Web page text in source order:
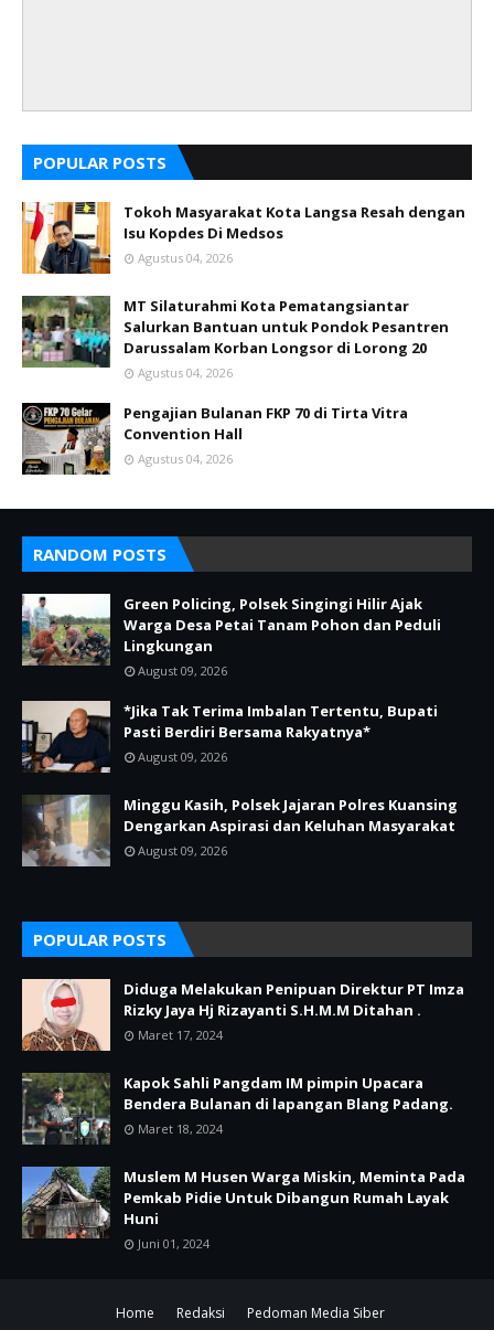
POPULAR POSTS
Tokoh Masyarakat Kota Langsa Resah dengan
Isu Kopdes Di Medsos
Agustus 04, 2026
MT Silaturahmi Kota Pematangsiantar
Salurkan Bantuan untuk Pondok Pesantren
Darussalam Korban Longsor di Lorong 20
Agustus 04, 2026
Pengajian Bulanan FKP 70 di Tirta Vitra
Convention Hall
Agustus 04, 2026
RANDOM POSTS
Green Policing, Polsek Singingi Hilir Ajak
Warga Desa Petai Tanam Pohon dan Peduli
Lingkungan
August 09, 2026
*Jika Tak Terima Imbalan Tertentu, Bupati
Pasti Berdiri Bersama Rakyatnya*
August 09, 2026
Minggu Kasih, Polsek Jajaran Polres Kuansing
Dengarkan Aspirasi dan Keluhan Masyarakat
August 09, 2026
POPULAR POSTS
Diduga Melakukan Penipuan Direktur PT Imza
Rizky Jaya Hj Rizayanti S.H.M.M Ditahan .
Maret 17, 2024
Kapok Sahli Pangdam IM pimpin Upacara
Bendera Bulanan di lapangan Blang Padang.
Maret 18, 2024
Muslem M Husen Warga Miskin, Meminta Pada
Pemkab Pidie Untuk Dibangun Rumah Layak
Huni
Juni 01, 2024
Home Redaksi Pedoman Media Siber